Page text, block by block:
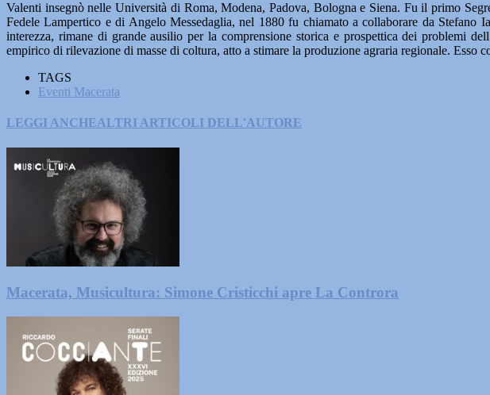
Valenti insegnò nelle Università di Roma, Modena, Padova, Bologna e Siena. Fu il primo
Fedele Lampertico e di Angelo Messedaglia, nel 1880 fu chiamato a collaborare da Stefano
interezza, rimane di grande ausilio per la comprensione storica e prospettica dei problemi
empirico di rilevazione di masse di coltura, atto a stimare la produzione agraria regionale. Esso
TAGS
Eventi Macerata
LEGGI ANCHEALTRI ARTICOLI DELL'AUTORE
Macerata, Musicultura: Simone Cristicchi apre La Controra